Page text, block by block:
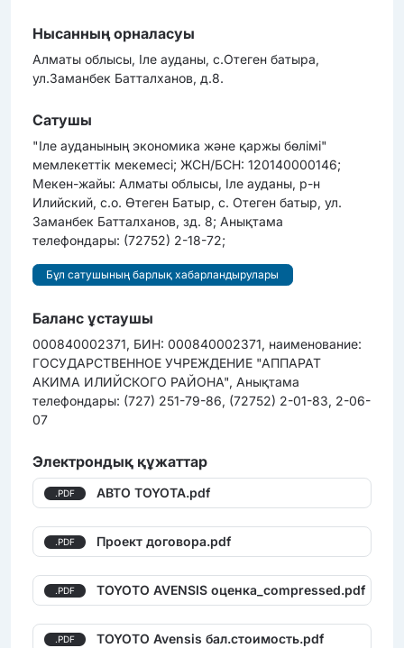
Нысанның орналасуы
Алматы облысы, Іле ауданы, c.Отеген батыра,
ул.Заманбек Батталханов, д.8.
Сатушы
"Іле ауданының экономика және қаржы бөлімі"
мемлекеттік мекемесі; ЖСН/БСН: 120140000146;
Мекен-жайы: Алматы облысы, Іле ауданы, р-н
Илийский, с.о. Өтеген Батыр, с. Отеген батыр, ул.
Заманбек Батталханов, зд. 8; Анықтама
телефондары: (72752) 2-18-72;
Бұл сатушының барлық хабарландырулары
Баланс ұстаушы
000840002371, БИН: 000840002371, наименование:
ГОСУДАРСТВЕННОЕ УЧРЕЖДЕНИЕ "АППАРАТ
АКИМА ИЛИЙСКОГО РАЙОНА", Анықтама
телефондары: (727) 251-79-86, (72752) 2-01-83, 2-06-
07
Электрондық құжаттар
.PDF АВТО TOYOTA.pdf
.PDF Проект договора.pdf
.PDF TOYOTO AVENSIS оценка_compressed.pdf
.PDF TOYOTO Avensis бал.стоимость.pdf